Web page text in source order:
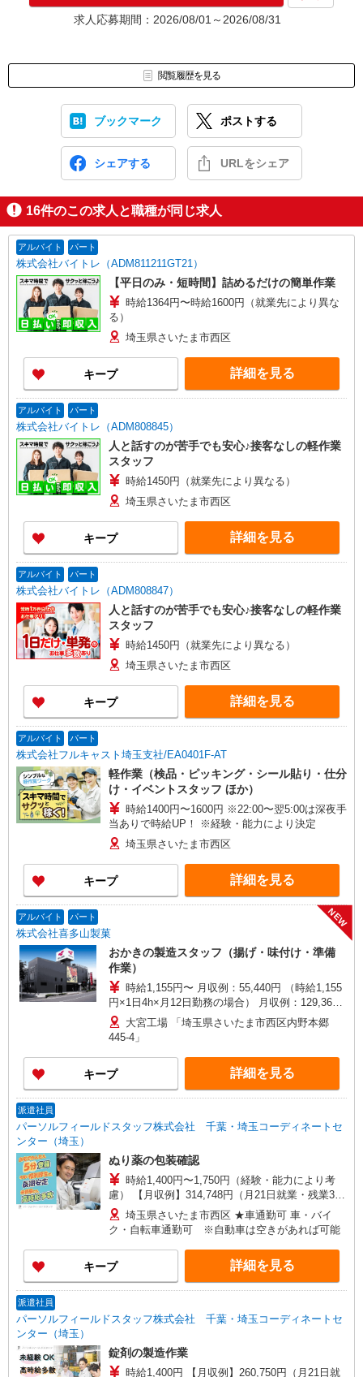
★入社前に配属先が決定する場合もございます。
いずれの場合も、入社された時点で給与が発生します。（当社規
株式会社テクノ・サービス さいたま営業所
〒330-0845 埼玉県さいたま市大宮区仲町3-13-1 住友生命大宮第
求人応募期間：2026/08/01～2026/08/31
閲覧履歴を見る
ブックマーク ポストする
シェアする URLをシェア
16件のこの求人と職種が同じ求人
アルバイト パート
株式会社バイトレ（ADM811211GT21）
【平日のみ・短時間】詰めるだけの簡単作業
時給1364円〜時給1600円（就業先により異な
る）
埼玉県さいたま市西区
キープ 詳細を見る
アルバイト パート
株式会社バイトレ（ADM808845）
人と話すのが苦手でも安心♪接客なしの軽作業
スタッフ
時給1450円（就業先により異なる）
埼玉県さいたま市西区
キープ 詳細を見る
アルバイト パート
株式会社バイトレ（ADM808847）
人と話すのが苦手でも安心♪接客なしの軽作業
スタッフ
時給1450円（就業先により異なる）
埼玉県さいたま市西区
キープ 詳細を見る
アルバイト パート
株式会社フルキャスト埼玉支社/EA0401F-AT
軽作業（検品・ピッキング・シール貼り・仕分
け・イベントスタッフ ほか）
時給1400円〜1600円 ※22:00〜翌5:00は深夜手
当ありで時給UP！ ※経験・能力により決定
埼玉県さいたま市西区
キープ 詳細を見る
アルバイト パート
株式会社喜多山製菓
NEW
おかきの製造スタッフ（揚げ・味付け・準備
作業）
時給1,155円〜 月収例：55,440円 （時給1,155
円×1日4h×月12日勤務の場合） 月収例：129,360
円 （時給1,155円×1日7h×月16日勤務の場合）
大宮工場 「埼玉県さいたま市西区内野本郷
445-4」
キープ 詳細を見る
派遣社員
パーソルフィールドスタッフ株式会社 千葉・埼玉コーディネートセ
ンター（埼玉）
ぬり薬の包装確認
時給1,400円〜1,750円（経験・能力により考
慮） 【月収例】314,748円（月21日就業・残業30
時間の場合） ★交通費規定支給
埼玉県さいたま市西区 ★車通勤可 車・バイ
ク・自転車通勤可 ※自動車は空きがあれば可能
キープ 詳細を見る
派遣社員
パーソルフィールドスタッフ株式会社 千葉・埼玉コーディネートセ
ンター（埼玉）
錠剤の製造作業
時給1,400円 【月収例】260,750円（月21日就